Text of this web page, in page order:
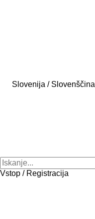
Slovenija / Slovenščina
Vstop / Registracija